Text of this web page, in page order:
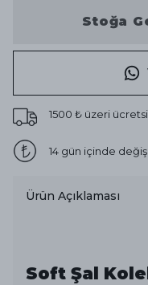
Stoğa
1500 ₺ üzeri
14 gün içinde
Ürün Açıklaması
Soft Şal